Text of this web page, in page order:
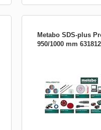
Metabo SDS-plus
950/1000 mm